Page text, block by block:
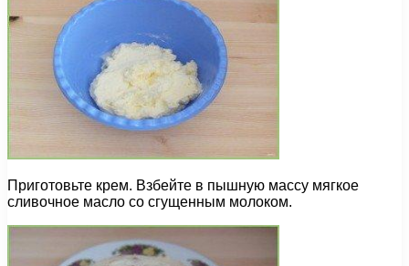
Приготовьте крем. Взбейте в пышную массу мягкое
сливочное масло со сгущенным молоком.